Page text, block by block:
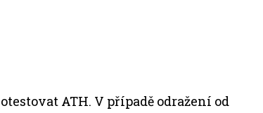
ATH. V případě odražení od